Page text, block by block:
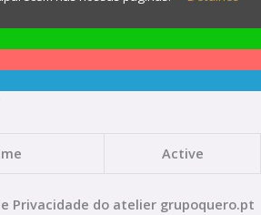
Active
Privacidade do atelier grupoquero.pt